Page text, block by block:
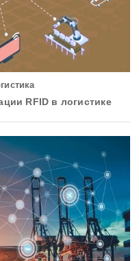
RFID в логистике